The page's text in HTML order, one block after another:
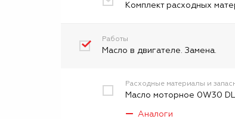
Комплект расходных
Работы
Масло в двигателе. Замена.
Расходные материалы и
Масло моторное 0W30
Аналоги